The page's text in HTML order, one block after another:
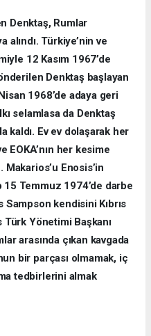
Denktaş, Rumlar
alındı. Türkiye’nin ve
12 Kasım 1967’de
Denktaş başlayan
1968’de adaya geri
selamlasa da Denktaş
kaldı. Ev ev dolaşarak her
her kesime
Enosis’in
Temmuz 1974’de darbe
Sampson kendisini Kıbrıs
Türk Yönetimi Başkanı
arasında çıkan kavgada
bir parçası olmamak, iç
tedbirlerini almak